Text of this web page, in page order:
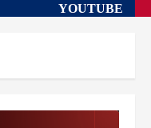
YOUTUBE